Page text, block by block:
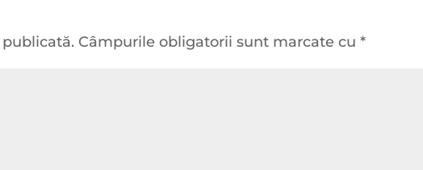
Câmpurile obligatorii sunt marcate cu*